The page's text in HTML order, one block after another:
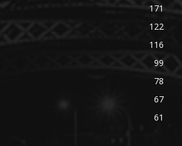
171
122
116
99
78
67
61